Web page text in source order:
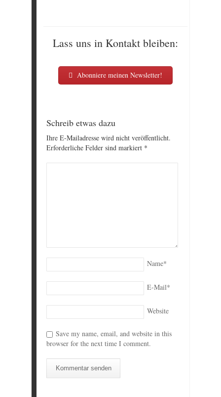
Lass uns in Kontakt bleiben:
Abonniere meinen Newsletter!
Schreib etwas dazu
Ihre E-Mailadresse wird nicht veröffentlicht.
Erforderliche Felder sind markiert *
Name*
E-Mail*
Website
Save my name, email, and website in this
browser for the next time I comment.